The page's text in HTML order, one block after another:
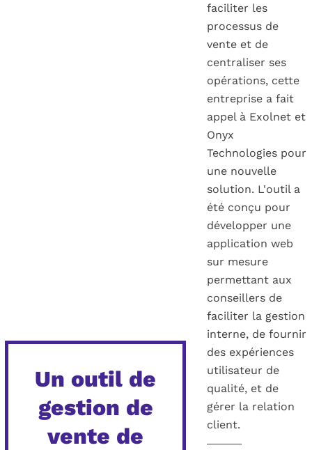
Un outil de
gestion de
vente de
faciliter les
processus de
vente et de
centraliser ses
opérations, cette
entreprise a fait
appel à Exolnet et
Onyx
Technologies pour
une nouvelle
solution. L'outil a
été conçu pour
développer une
application web
sur mesure
permettant aux
conseillers de
faciliter la gestion
interne, de fournir
des expériences
utilisateur de
qualité, et de
gérer la relation
client.